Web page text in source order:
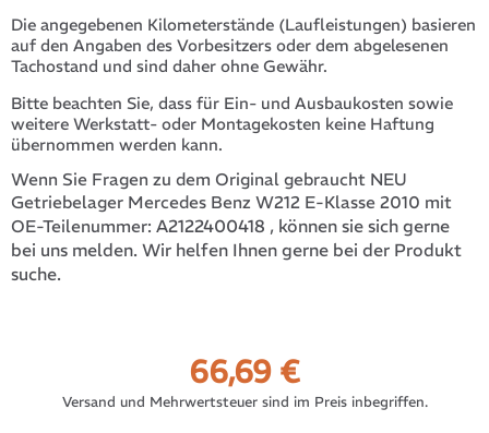
Die angegebenen Kilometerstände (Laufleistungen) basieren
auf den Angaben des Vorbesitzers oder dem abgelesenen
Tachostand und sind daher ohne Gewähr.
Bitte beachten Sie, dass für Ein- und Ausbaukosten sowie
weitere Werkstatt- oder Montagekosten keine Haftung
übernommen werden kann.
Wenn Sie Fragen zu dem Original gebraucht NEU
Getriebelager Mercedes Benz W212 E-Klasse 2010 mit
OE-Teilenummer: A2122400418 , können sie sich gerne
bei uns melden. Wir helfen Ihnen gerne bei der Produkt
suche.
66,69 €
Versand und Mehrwertsteuer sind im Preis inbegriffen.